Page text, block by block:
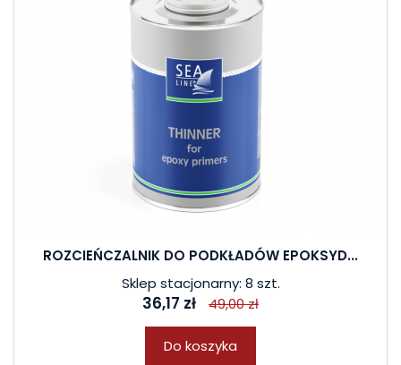
ROZCIEŃCZALNIK DO PODKŁADÓW EPOKSYD...
Sklep stacjonarny: 8 szt.
36,17 zł 49,00 zł
Do koszyka